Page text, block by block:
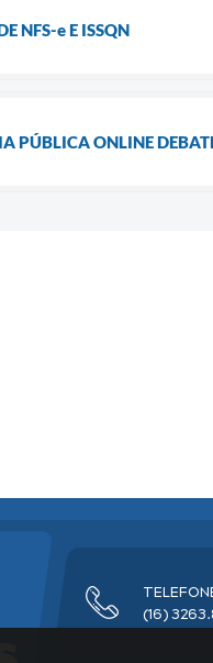
NFS-e E ISSQN
PÚBLICA ONLINE
(16)